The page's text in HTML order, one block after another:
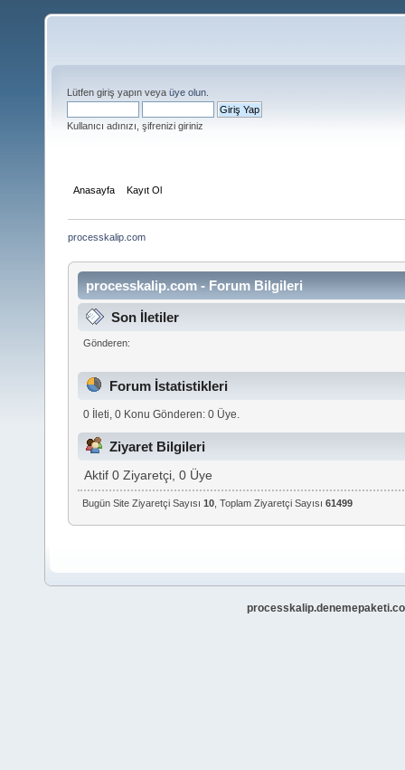
Lütfen giriş yapın veya üye olun
Kullanıcı adınızı, şifrenizi giriniz
Anasayfa Kayıt Ol
processkalip.com
processkalip.com - Forum Bilgileri
Son İletiler
Gönderen:
Forum İstatistikleri
0 İleti, 0 Konu Gönderen: 0 Üye.
Ziyaret Bilgileri
Aktif 0 Ziyaretçi, 0 Üye
Bugün Site Ziyaretçi Sayısı10 , Toplam Ziyaretçi Sayısı61499